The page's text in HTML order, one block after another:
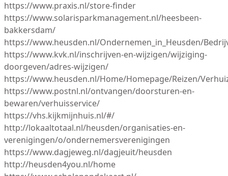
https://www.praxis.nl/store-finder
https://www.solarisparkmanagement.nl/heesbeen-
bakkersdam/
https://www.heusden.nl/Ondernemen_in_Heusden/
https://www.kvk.nl/inschrijven-en-wijzigen/wijziging-
doorgeven/adres-wijzigen/
https://www.heusden.nl/Home/Homepage/Reizen/
https://www.postnl.nl/ontvangen/doorsturen-en-
bewaren/verhuisservice/
https://vhs.kijkmijnhuis.nl/#/
http://lokaaltotaal.nl/heusden/organisaties-en-
verenigingen/o/ondernemersverenigingen
https://www.dagjeweg.nl/dagjeuit/heusden
http://heusden4you.nl/home